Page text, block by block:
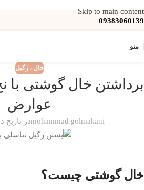
Skip to main content
09383060139
منو
خال ، زگیل
برداشتن خال گوشتی با
عوارض
mohammad golmakaniدر تاریخ دی 20,
خال گوشتی چیست؟